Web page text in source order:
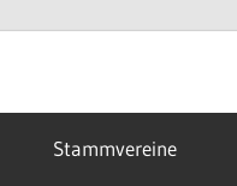
Stammvereine